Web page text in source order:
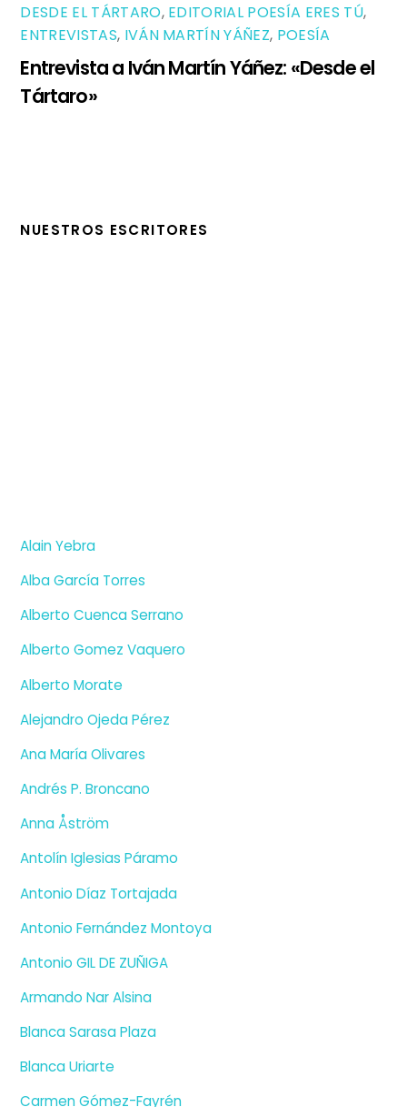
DESDE EL TÁRTARO, EDITORIAL POESÍA ERES TÚ,
ENTREVISTAS, IVÁN MARTÍN YÁÑEZ, POESÍA
Entrevista a Iván Martín Yáñez: «Desde el
Tártaro»
NUESTROS ESCRITORES
Alain Yebra
Alba García Torres
Alberto Cuenca Serrano
Alberto Gomez Vaquero
Alberto Morate
Alejandro Ojeda Pérez
Ana María Olivares
Andrés P. Broncano
Anna Åström
Antolín Iglesias Páramo
Antonio Díaz Tortajada
Antonio Fernández Montoya
Antonio GIL DE ZUÑIGA
Armando Nar Alsina
Blanca Sarasa Plaza
Blanca Uriarte
Carmen Gómez-Fayrén